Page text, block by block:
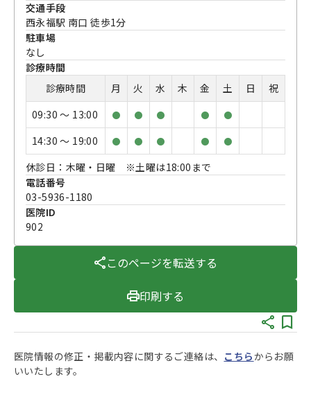
交通手段
西永福駅 南口 徒歩1分
駐車場
なし
診療時間
診療時間
月 火 水 木 金 土 日
祝
09:30 〜 13:00
● ● ● ● ●
14:30 〜 19:00 ● ● ● ● ●
休診日：木曜・日曜 ※土曜は18:00まで
電話番号
03-5936-1180
医院ID
902
このページを転送する
印刷する
医院情報の修正・掲載内容に関するご連絡は、 こちらからお願
いいたします。